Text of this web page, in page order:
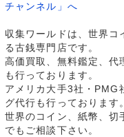
チャンネル」へ
収集ワールドは、世界コ
る古銭専門店です。
高価買取、無料鑑定、代
も行っております。
アメリカ大手3社・PMG
グ代行も行っております。
世界のコイン、紙幣、切
でもご相談下さい。